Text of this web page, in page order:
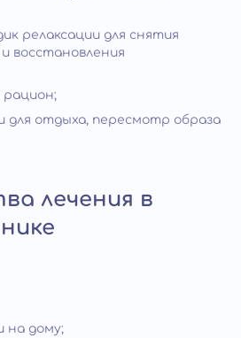
релаксации для снятия
восстановления
рацион;
для отдыха, пересмотр образа
лечения в
на дому;